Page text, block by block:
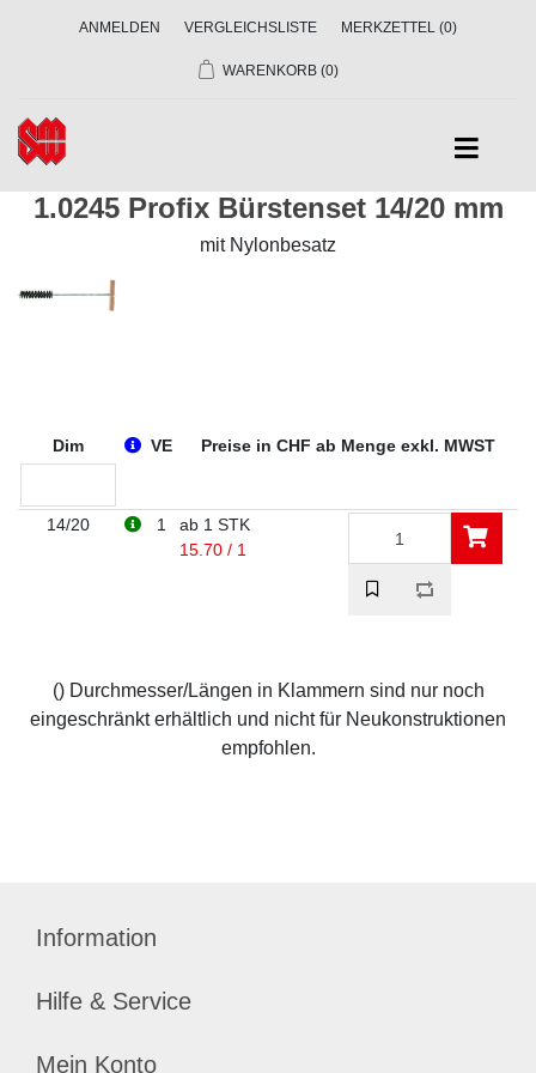
ANMELDEN VERGLEICHSLISTE MERKZETTEL (0)
WARENKORB (0)
1.0245 Profix Bürstenset 14/20 mm
mit Nylonbesatz
Dim VE Preise in CHF ab Menge exkl. MWST
14/20 1
ab 1 STK
15.70 / 1
() Durchmesser/Längen in Klammern sind nur noch
eingeschränkt erhältlich und nicht für Neukonstruktionen
empfohlen.
Information
Hilfe & Service
Mein Konto